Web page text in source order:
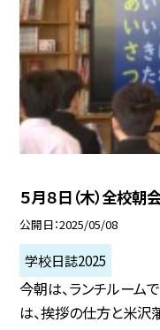
５月８日（木）全校朝
公開日 2025/05/08
学校日誌2025
今朝は、ランチルーム
は、挨拶の仕方と米沢